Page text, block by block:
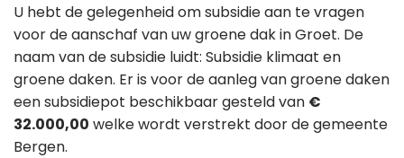
U hebt de gelegenheid om subsidie aan te vragen
voor de aanschaf van uw groene dak in Groet. De
naam van de subsidie luidt: Subsidie klimaat en
groene daken. Er is voor de aanleg van groene daken
een subsidiepot beschikbaar gesteld van €
32.000,00 welke wordt verstrekt door de gemeente
Bergen.